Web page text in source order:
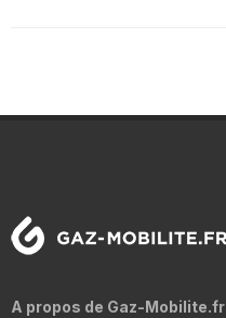
A propos de Gaz-Mobilite.fr